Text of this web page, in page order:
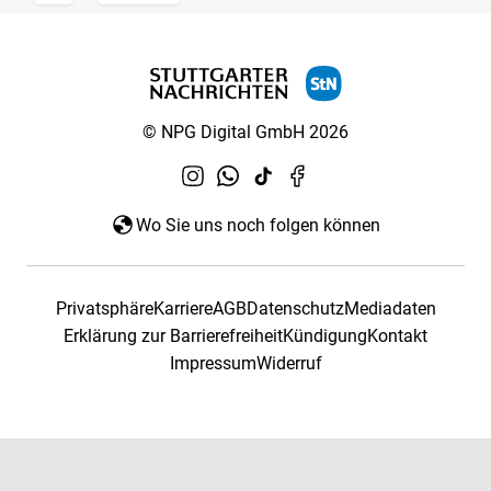
© NPG Digital GmbH 2026
Wo Sie uns noch folgen können
PrivatsphäreKarriereAGBDatenschutzMediadaten
Erklärung zur BarrierefreiheitKündigungKontakt
ImpressumWiderruf